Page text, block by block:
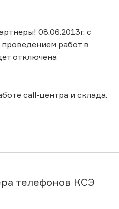
08.06.2013г. с
работ в
отключена
call-центра и склада.
телефонов КСЭ